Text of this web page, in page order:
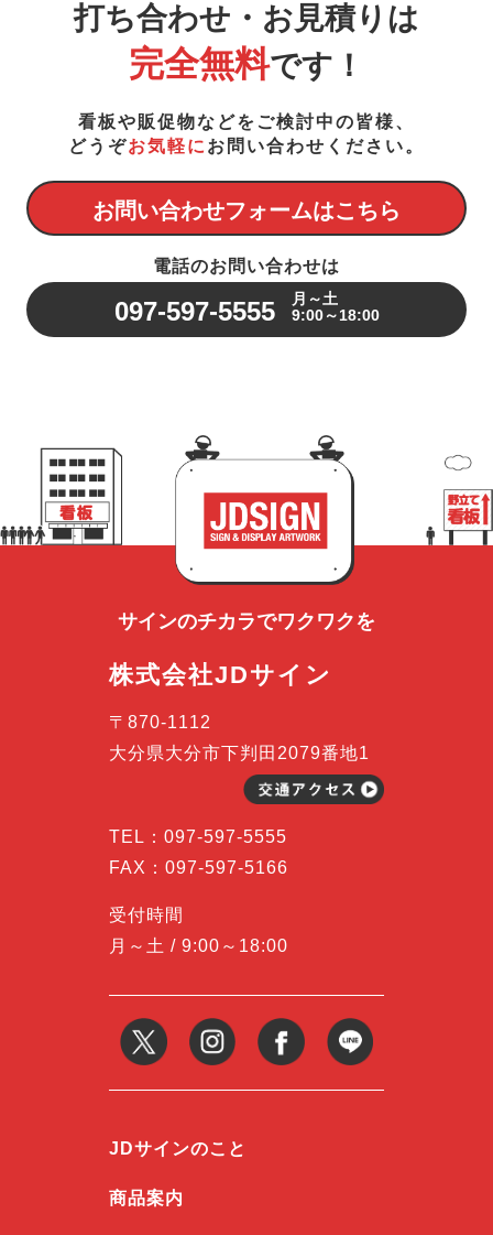
打ち合わせ・お見積りは
完全無料です！
看板や販促物などをご検討中の皆様、
どうぞお気軽に お問い合わせください。
お問い合わせフォームはこちら
電話のお問い合わせは
097-597-5555
月～土
9:00～18:00
サインのチカラでワクワクを
株式会社JDサイン
〒870-1112
大分県大分市下判田2079番地1
TEL： 097-597-5555
FAX：097-597-5166
受付時間
月～土 / 9:00～18:00
JDサインのこと
商品案内